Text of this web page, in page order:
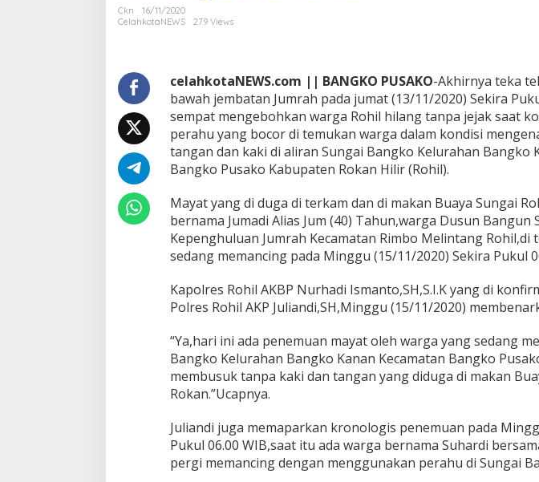
r
a
H
i
a
n
d
i
e
m
a
t
n
u
m
r
h
A
k
h
Ckn
16/11/2020
CelahkotaNEWS
279 Views
celahkotaNEWS.com || BANGKO PUSAKO-Akhirnya teka
bawah jembatan Jumrah pada jumat (13/11/2020) Sekira
sempat mengebohkan warga Rohil hilang tanpa jejak saat
perahu yang bocor di temukan warga dalam kondisi
tangan dan kaki di aliran Sungai Bangko Kelurahan Bangko
Bangko Pusako Kabupaten Rokan Hilir (Rohil).
Mayat yang di duga di terkam dan di makan Buaya Sungai
bernama Jumadi Alias Jum (40) Tahun,warga Dusun Bangun
Kepenghuluan Jumrah Kecamatan Rimbo Melintang Rohil,di
sedang memancing pada Minggu (15/11/2020) Sekira Pukul
Kapolres Rohil AKBP Nurhadi Ismanto,SH,S.I.K yang di
Polres Rohil AKP Juliandi,SH,Minggu (15/11/2020)
“Ya,hari ini ada penemuan mayat oleh warga yang sedang
Bangko Kelurahan Bangko Kanan Kecamatan Bangko
membusuk tanpa kaki dan tangan yang diduga di makan
Rokan.”Ucapnya.
Juliandi juga memaparkan kronologis penemuan pada
Pukul 06.00 WIB,saat itu ada warga bernama Suhardi
pergi memancing dengan menggunakan perahu di Sungai